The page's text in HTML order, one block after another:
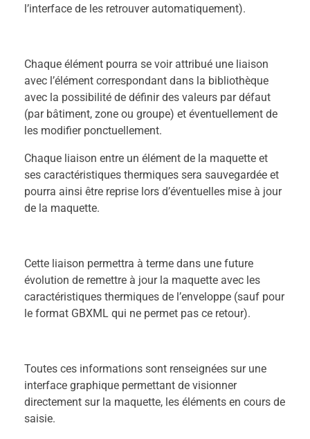
l’interface de les retrouver automatiquement).
Chaque élément pourra se voir attribué une liaison
avec l’élément correspondant dans la bibliothèque
avec la possibilité de définir des valeurs par défaut
(par bâtiment, zone ou groupe) et éventuellement de
les modifier ponctuellement.
Chaque liaison entre un élément de la maquette et
ses caractéristiques thermiques sera sauvegardée et
pourra ainsi être reprise lors d’éventuelles mise à jour
de la maquette.
Cette liaison permettra à terme dans une future
évolution de remettre à jour la maquette avec les
caractéristiques thermiques de l’enveloppe (sauf pour
le format GBXML qui ne permet pas ce retour).
Toutes ces informations sont renseignées sur une
interface graphique permettant de visionner
directement sur la maquette, les éléments en cours de
saisie.